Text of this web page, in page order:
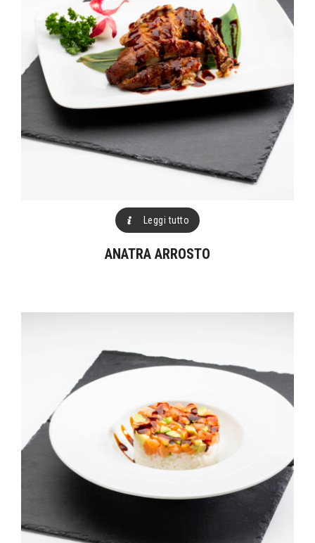
Leggi tutto
ANATRA ARROSTO